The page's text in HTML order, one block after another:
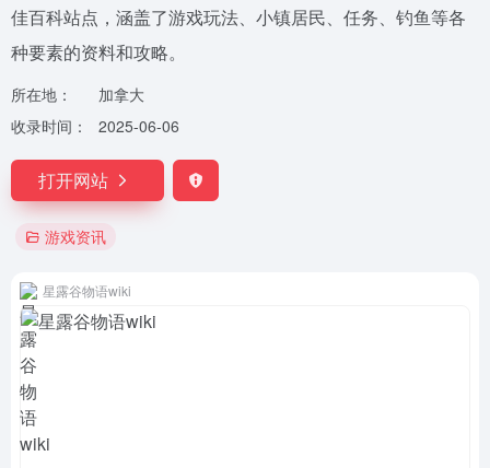
佳百科站点，涵盖了游戏玩法、小镇居民、任务、钓鱼等各
种要素的资料和攻略。
所在地：
加拿大
收录时间：
2025-06-06
打开网站
游戏资讯
星露谷物语wiki